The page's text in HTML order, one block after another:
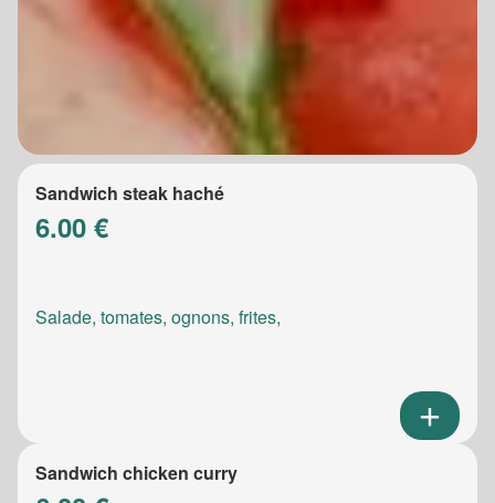
Sandwich steak haché
6.00 €
Salade, tomates, ognons, frites,
Sandwich chicken curry